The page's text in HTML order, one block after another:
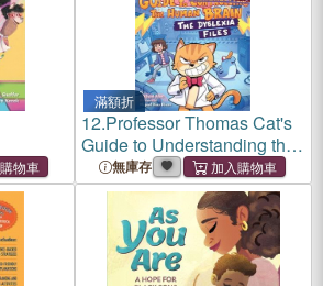
滿額折
12.Professor Thomas Cat's
Guide to Understanding the
Human Brain: The Dyslexia
Files
無庫存